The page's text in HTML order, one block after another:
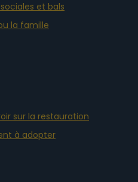
et bals
la famille
sur la restauration
à adopter